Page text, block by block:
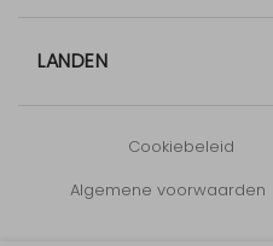
LANDEN
Cookiebeleid
Algemene voorwaarden